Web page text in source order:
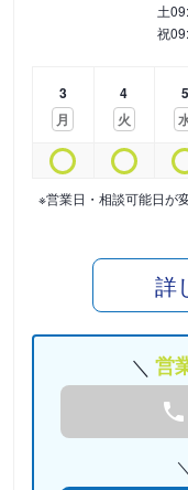
土
祝
3
月
4
火
5
※営業日・相談可能日が
詳
営